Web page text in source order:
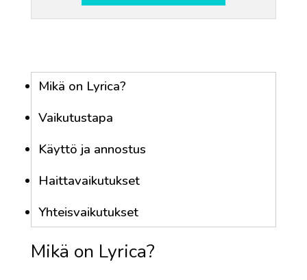
Mikä on Lyrica?
Vaikutustapa
Käyttö ja annostus
Haittavaikutukset
Yhteisvaikutukset
Mikä on Lyrica?